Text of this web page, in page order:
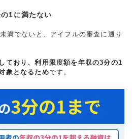
1に満たない
満でないと、アイフルの審査に通り
ており、利用限度額を年収の3分の1
象となるためです。